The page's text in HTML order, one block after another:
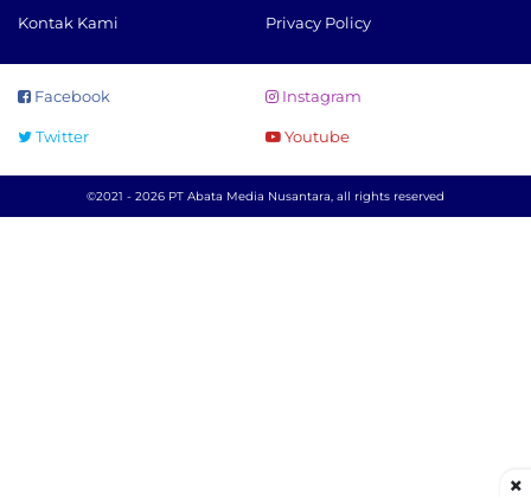
Kontak Kami Privacy Policy
Facebook Instagram
Twitter Youtube
©2021 - 2026 PT Abata Media Nusantara, all rights reserved
×